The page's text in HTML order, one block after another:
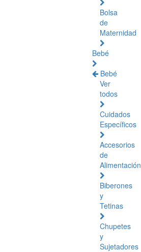
Bolsa
de
Maternidad
Bebé
Bebé
Ver
todos
Cuidados
Específicos
Accesorios
de
Alimentación
Biberones
y
Tetinas
Chupetes
y
Sujetadores